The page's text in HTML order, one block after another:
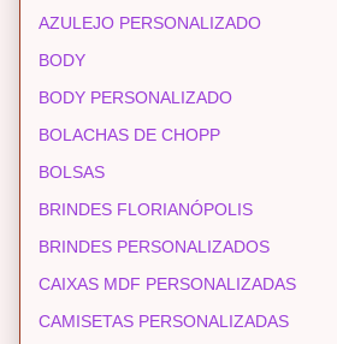
AZULEJO PERSONALIZADO
BODY
BODY PERSONALIZADO
BOLACHAS DE CHOPP
BOLSAS
BRINDES FLORIANÓPOLIS
BRINDES PERSONALIZADOS
CAIXAS MDF PERSONALIZADAS
CAMISETAS PERSONALIZADAS